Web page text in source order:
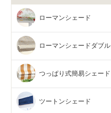
ローマンシェード
ローマンシェードダブル
つっぱり式簡易シェード
ツートンシェード